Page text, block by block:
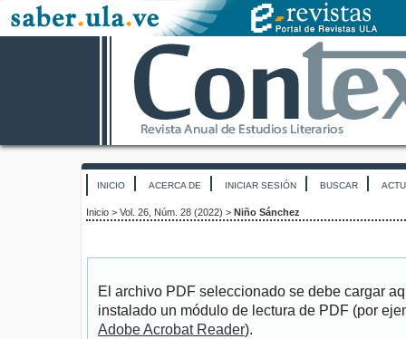
INICIO ACERCA DE INICIAR SESIÓN BUSCAR
Inicio > Vol. 26, Núm. 28 (2022) > Niño Sánchez
El archivo PDF seleccionado se debe cargar
instalado un módulo de lectura de PDF (por
Adobe Acrobat Reader).